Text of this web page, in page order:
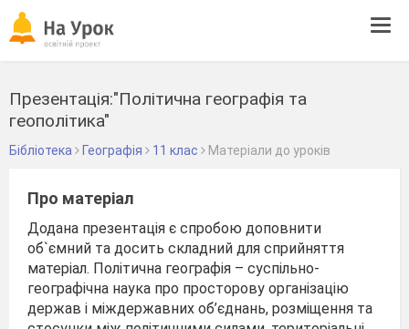
Презентація:"Політична географія та
геополітика"
Бібліотека Географія 11 клас Матеріали до уроків
Про матеріал
Додана презентація є спробою доповнити
об`ємний та досить складний для сприйняття
матеріал. Політична географія – суспільно-
географічна наука про просторову організацію
держав і міждержавних об’єднань, розміщення та